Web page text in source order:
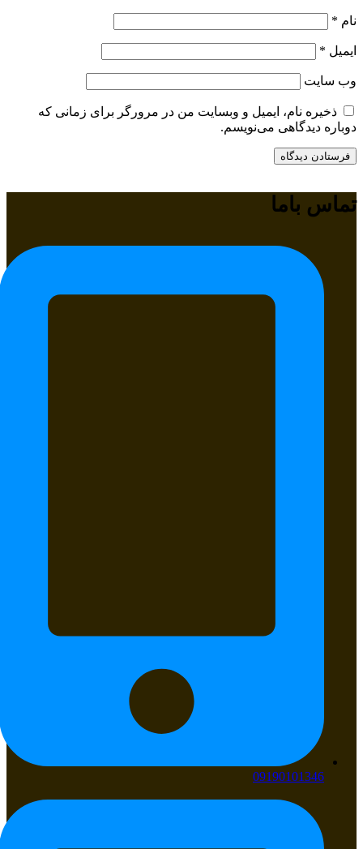
نام *
ایمیل *
وب‌ سایت
ذخیره نام، ایمیل و وبسایت من در مرورگر برای زمانی که
دوباره دیدگاهی می‌نویسم.
تماس باما
09190101346